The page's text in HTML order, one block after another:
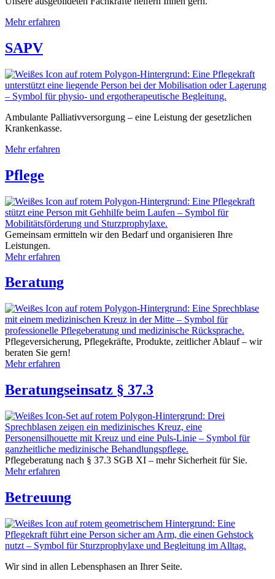
Mehr erfahren
SAPV
Ambulante Palliativversorgung – eine Leistung der gesetzlichen
Krankenkasse.
Mehr erfahren
Pflege
Gemeinsam ermitteln wir den Bedarf und organisieren Ihre
Leistungen.
Mehr erfahren
Beratung
Pflegeversicherung, Pflegekräfte, Produkte, zeitlicher Ablauf – wir
beraten Sie gern!
Mehr erfahren
Beratungseinsatz § 37.3
Pflegeberatung nach § 37.3 SGB XI – mehr Sicherheit für Sie.
Mehr erfahren
Betreuung
Wir sind in allen Lebensphasen an Ihrer Seite.